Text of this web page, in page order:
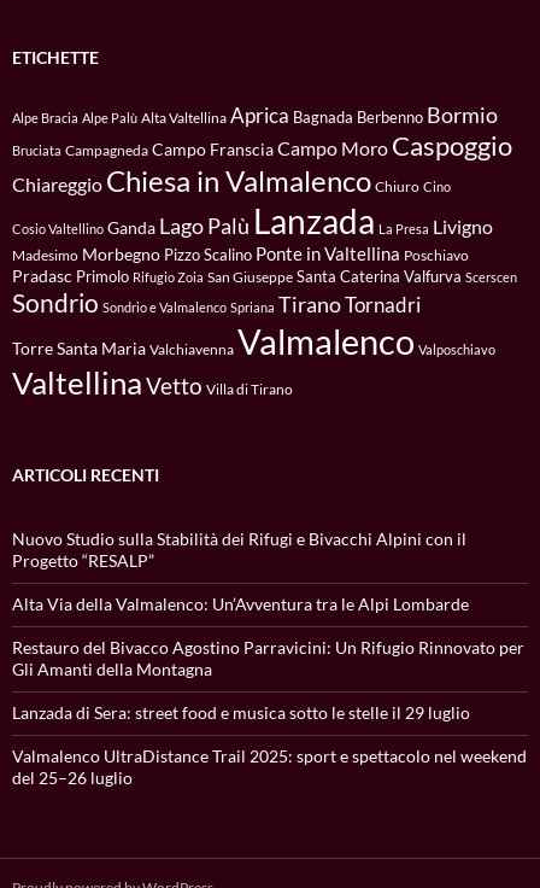
ETICHETTE
Alpe Bracia Alpe Palù Alta Valtellina Aprica Bagnada Berbenno Bormio
Bruciata Campagneda Campo FransciaCampo Moro Caspoggio
Chiareggio Chiesa in Valmalenco Chiuro Cino
Cosio Valtellino Ganda Lago Palù Lanzada La Presa Livigno
Madesimo Morbegno Pizzo Scalino Ponte in Valtellina Poschiavo
Pradasc Primolo Rifugio Zoia San Giuseppe Santa Caterina Valfurva Scerscen
Sondrio Sondrio e Valmalenco Spriana TiranoTornadri
Torre Santa Maria Valchiavenna Valmalenco Valposchiavo
ValtellinaVetto Villa di Tirano
ARTICOLI RECENTI
Nuovo Studio sulla Stabilità dei Rifugi e Bivacchi Alpini con il
Progetto “RESALP”
Alta Via della Valmalenco: Un’Avventura tra le Alpi Lombarde
Restauro del Bivacco Agostino Parravicini: Un Rifugio Rinnovato per
Gli Amanti della Montagna
Lanzada di Sera: street food e musica sotto le stelle il 29 luglio
Valmalenco UltraDistance Trail 2025: sport e spettacolo nel weekend
del 25–26 luglio